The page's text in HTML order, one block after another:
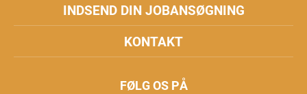
INDSEND DIN JOBANSØGNING
KONTAKT
FØLG OS PÅ